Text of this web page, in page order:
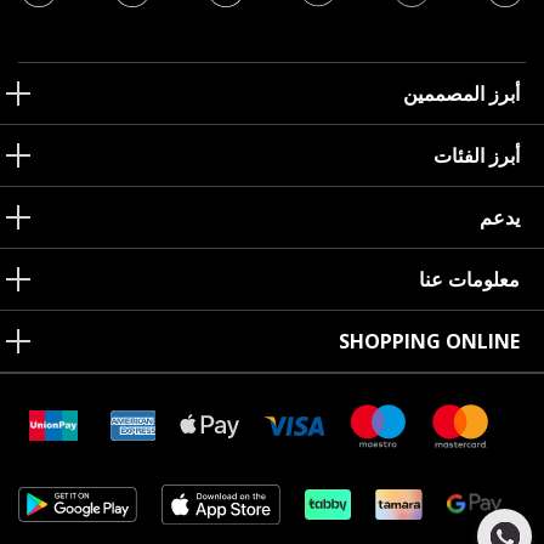
أبرز المصممين
أبرز الفئات
يدعم
معلومات عنا
SHOPPING ONLINE